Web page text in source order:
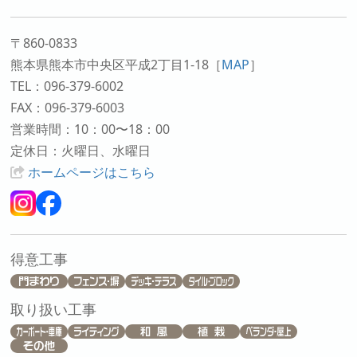
〒860-0833
熊本県熊本市中央区平成2丁目1-18 ［MAP］
TEL：096-379-6002
FAX：096-379-6003
営業時間：10：00〜18：00
定休日：火曜日、水曜日
ホームページはこちら
得意工事
取り扱い工事